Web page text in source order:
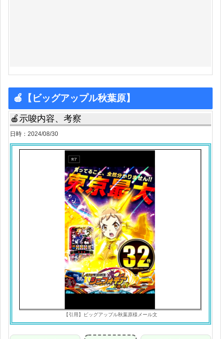
🍎【ビッグアップル秋葉原】
🍎示唆内容、考察
日時：2024/08/30
【引用】ビッグアップル秋葉原様メール文